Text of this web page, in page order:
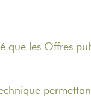
que les Offres